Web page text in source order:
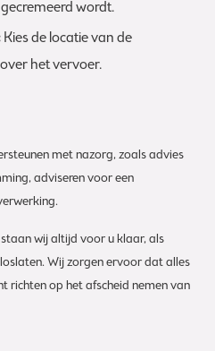
wordt.
Kies de locatie van de
het vervoer.
met nazorg, zoals advies
adviseren voor een
wij altijd voor u klaar, als
Wij zorgen ervoor dat alles
richten op het afscheid nemen van